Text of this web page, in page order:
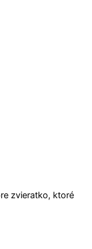
zvieratko, ktoré